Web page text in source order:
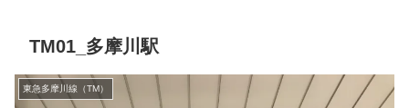
TM01_多摩川駅
東急多摩川線（TM）